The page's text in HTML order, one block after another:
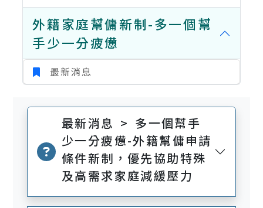
外籍家庭幫傭新制-多一個幫
手少一分疲憊
最新消息
最新消息 > 多一個幫手
少一分疲憊-外籍幫傭申請
條件新制，優先協助特殊
及高需求家庭減緩壓力